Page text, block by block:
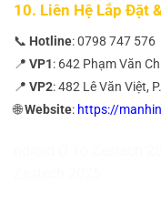
10. Liên Hệ Lắp Đặt
📞 Hotline: 0798 747 576
📍 VP1: 642 Phạm Văn
📍 VP2: 482 Lê Văn Việt,
🌐Website: https://